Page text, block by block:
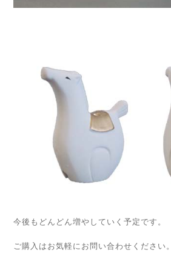
今後もどんどん増やしていく予定です。
ご購入はお気軽にお問い合わせください。